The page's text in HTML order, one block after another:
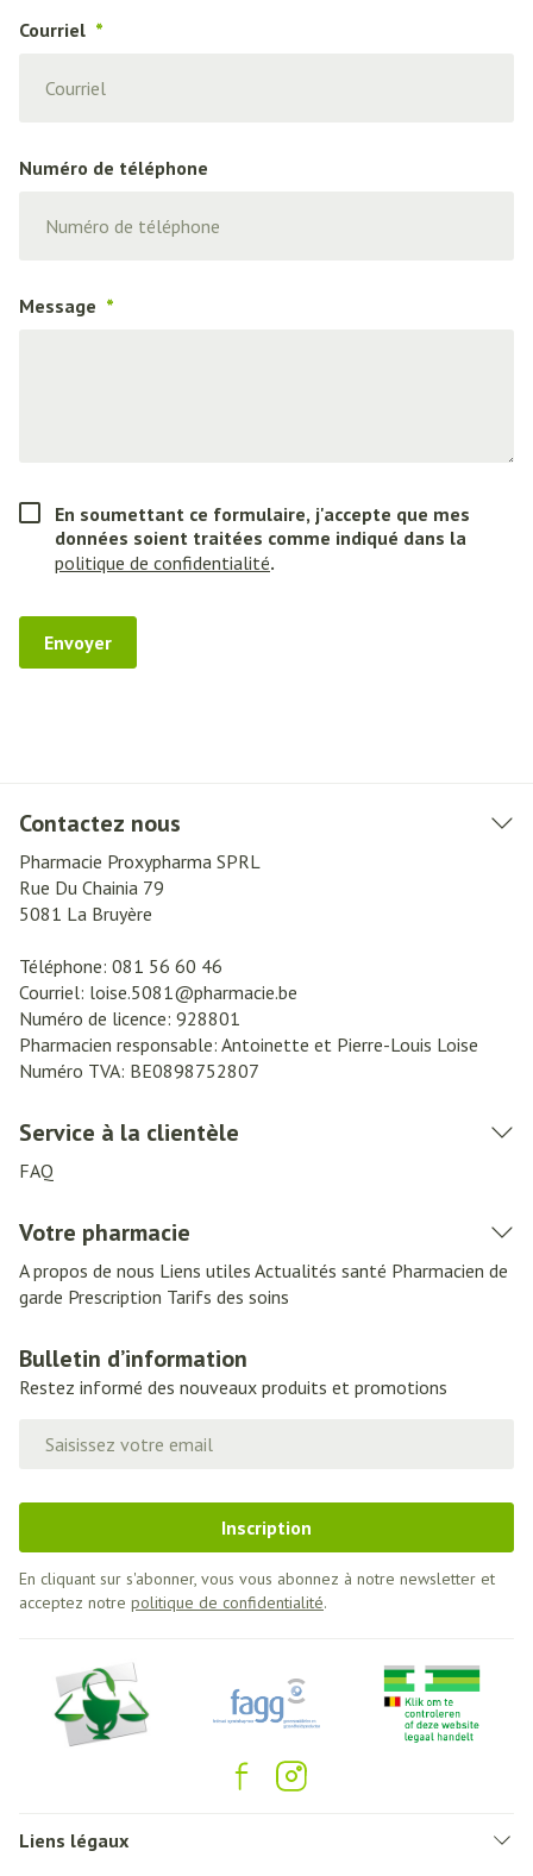
Courriel
Numéro de téléphone
Message
En soumettant ce formulaire, j'accepte que mes
données soient traitées comme indiqué dans la
politique de confidentialité.
Envoyer
Contactez nous
Pharmacie Proxypharma SPRL
Rue Du Chainia 79
5081 La Bruyère
Téléphone: 081 56 60 46
Courriel: loise.5081@pharmacie.be
Numéro de licence: 928801
Pharmacien responsable: Antoinette et Pierre-Louis Loise
Numéro TVA: BE0898752807
Service à la clientèle
FAQ
Votre pharmacie
A propos de nous Liens utiles Actualités santé Pharmacien de
garde Prescription Tarifs des soins
Bulletin d’information
Restez informé des nouveaux produits et promotions
Inscription
En cliquant sur s'abonner, vous vous abonnez à notre newsletter et
acceptez notre politique de confidentialité.
Liens légaux